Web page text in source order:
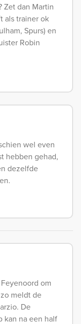
Zet dan Martin
als trainer ok
Spurs) en
Robin
wel even
hebben gehad,
dezelfde
om
meldt de
De
kan na een half